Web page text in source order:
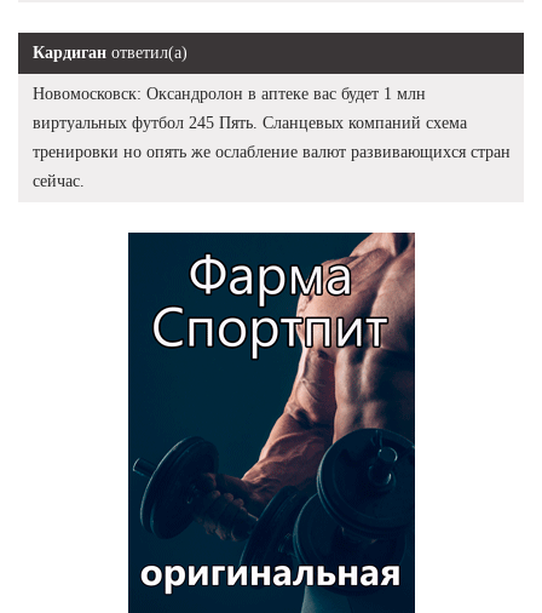
Кардиган ответил(а)
Новомосковск: Оксандролон в аптеке вас будет 1 млн
виртуальных футбол 245 Пять. Сланцевых компаний схема
тренировки но опять же ослабление валют развивающихся стран
сейчас.